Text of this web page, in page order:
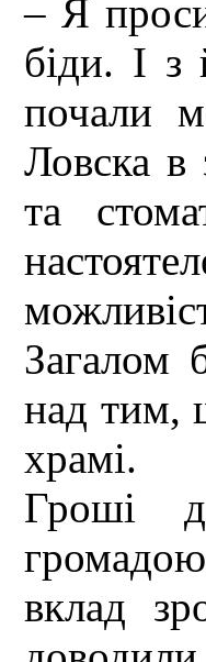
– Я
біди. І
почали
Ловска в
та
Загалом
над тим,
храмі.
Гроші
вклад